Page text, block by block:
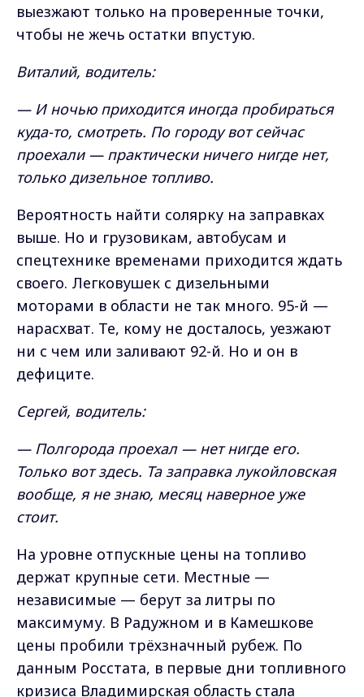
выезжают только на проверенные точки,
чтобы не жечь остатки впустую.
Виталий, водитель:
— И ночью приходится иногда пробираться
куда-то, смотреть. По городу вот сейчас
проехали — практически ничего нигде нет,
только дизельное топливо.
Вероятность найти солярку на заправках
выше. Но и грузовикам, автобусам и
спецтехнике временами приходится ждать
своего. Легковушек с дизельными
моторами в области не так много. 95-й —
нарасхват. Те, кому не досталось, уезжают
ни с чем или заливают 92-й. Но и он в
дефиците.
Сергей, водитель:
— Полгорода проехал — нет нигде его.
Только вот здесь. Та заправка лукойловская
вообще, я не знаю, месяц наверное уже
стоит.
На уровне отпускные цены на топливо
держат крупные сети. Местные —
независимые — берут за литры по
максимуму. В Радужном и в Камешкове
цены пробили трёхзначный рубеж. По
данным Росстата, в первые дни топливного
кризиса Владимирская область стала